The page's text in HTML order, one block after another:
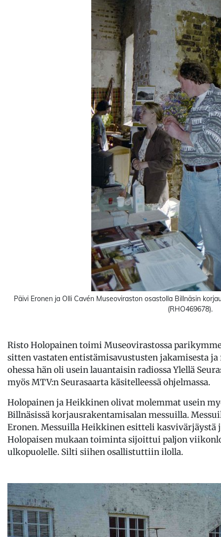
Päivi Eronen ja Olli Cavén Museoviraston osastolla Billnäsin
(RHO469678).
Risto Holopainen toimi Museovirastossa
sitten vastaten entistämisavustusten jakamisesta ja
ohessa hän oli usein lauantaisin radiossa Ylellä
myös MTV:n Seurasaarta käsitelleessä ohjelmassa.
Holopainen ja Heikkinen olivat molemmat usein
Billnäsissä korjausrakentamisalan messuilla.
Eronen. Messuilla Heikkinen esitteli kasvivärjäystä
Holopaisen mukaan toiminta sijoittui paljon
ulkopuolelle. Silti siihen osallistuttiin ilolla.